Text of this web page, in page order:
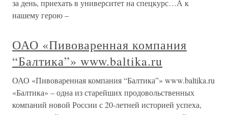
за день, приехать в университет на спецкурс…А к
нашему герою –
ОАО «Пивоваренная компания
“Балтика”» www.baltika.ru
ОАО «Пивоваренная компания “Балтика”» www.baltika.ru
«Балтика» – одна из старейших продовольственных
компаний новой России с 20-летней историей успеха,